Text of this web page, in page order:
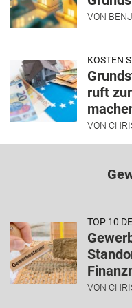
VON
KOSTEN
ruft
VON
TOP 10
VON